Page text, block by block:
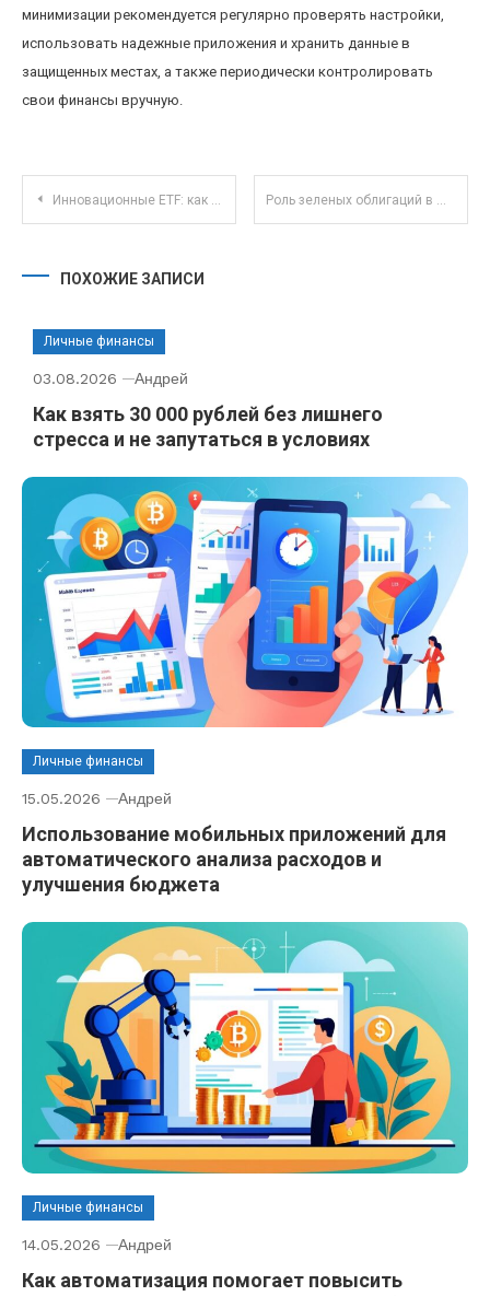
минимизации рекомендуется регулярно проверять настройки,
использовать надежные приложения и хранить данные в
защищенных местах, а также периодически контролировать
свои финансы вручную.
Навигация по записям
Инновационные ETF: как ESG-фонды меняют инвестиционное будущее и привлекают новых инвесторов Роль зеленых облигаций в финансировании экологических проектов: реальные кейсы и тренды
ПОХОЖИЕ ЗАПИСИ
Личные финансы
03.08.2026 Андрей
Как взять 30 000 рублей без лишнего
стресса и не запутаться в условиях
Личные финансы
15.05.2026 Андрей
Использование мобильных приложений для
автоматического анализа расходов и
улучшения бюджета
Личные финансы
14.05.2026 Андрей
Как автоматизация помогает повысить